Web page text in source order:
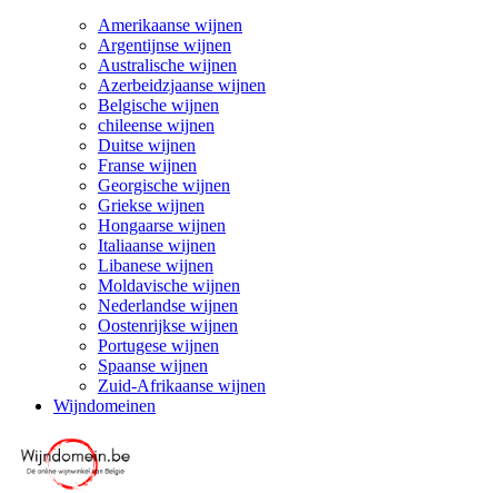
Amerikaanse wijnen
Argentijnse wijnen
Australische wijnen
Azerbeidzjaanse wijnen
Belgische wijnen
chileense wijnen
Duitse wijnen
Franse wijnen
Georgische wijnen
Griekse wijnen
Hongaarse wijnen
Italiaanse wijnen
Libanese wijnen
Moldavische wijnen
Nederlandse wijnen
Oostenrijkse wijnen
Portugese wijnen
Spaanse wijnen
Zuid-Afrikaanse wijnen
Wijndomeinen